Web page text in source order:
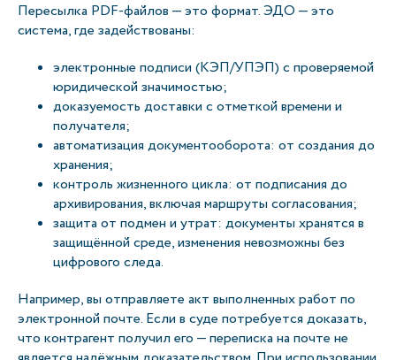
Пересылка PDF-файлов — это формат. ЭДО — это
система, где задействованы:
электронные подписи (КЭП/УПЭП) с проверяемой
юридической значимостью;
доказуемость доставки с отметкой времени и
получателя;
автоматизация документооборота: от создания до
хранения;
контроль жизненного цикла: от подписания до
архивирования, включая маршруты согласования;
защита от подмен и утрат: документы хранятся в
защищённой среде, изменения невозможны без
цифрового следа.
Например, вы отправляете акт выполненных работ по
электронной почте. Если в суде потребуется доказать,
что контрагент получил его — переписка на почте не